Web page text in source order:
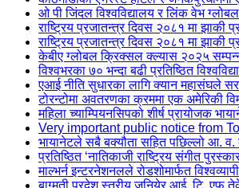
ओ पी जिंदल विश्वविद्यालय र लिंक वेभ
राष्ट्रिय प्रजातन्त्र दिवस २०८१ मा झाकी
राष्ट्रिय प्रजातन्त्र दिवस २०८१ मा झाकी
केबीए ग्लोबल क्रिक्सल क्ल्यास २०२५
विश्वभरका ७० भन्दा बढी प्रतिष्ठित
एआई नीति सुधारका लागि क्यान महासंघले
टोरन्टोमा अवतरणका क्रममा एक अमेरिकी
महिला च्याम्पियनसिपको शीर्ष प्रायोजक
Very important public notice from
भायानेटले सबै बक्यौता सहित पछिल्लो आ.
प्रतिष्ठित ‘नातिकाजी राष्ट्रिय संगीत
माल्भर्न इन्टरनेशनलले रोडशोमार्फत
बाग्मती प्रदेश स्तरीय जुनियेर आई. टि. एफ